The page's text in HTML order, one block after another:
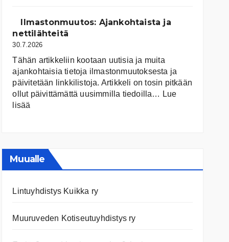
ja
Ilmastonmuutos: Ajankohtaista ja
nettilähteitä
30.7.2026
Tähän artikkeliin kootaan uutisia ja muita
ajankohtaisia tietoja ilmastonmuutoksesta ja
päivitetään linkkilistoja. Artikkeli on tosin pitkään
ollut päivittämättä uusimmilla tiedoilla… Lue
lisää
nettilähteitä
Muualle
Lintuyhdistys Kuikka ry
Muuruveden Kotiseutuyhdistys ry